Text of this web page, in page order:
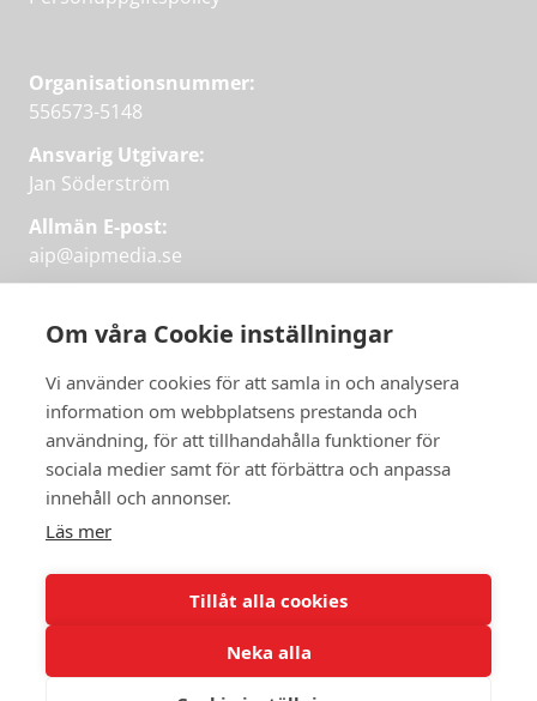
Om våra Cookie inställningar
Vi använder cookies för att samla in och analysera
information om webbplatsens prestanda och
användning, för att tillhandahålla funktioner för
sociala medier samt för att förbättra och anpassa
innehåll och annonser.
Läs mer
Tillåt alla cookies
Neka alla
första månaden
gratis.
PRENUMERERA
Organisationsnummer:
556573-5148
Ansvarig Utgivare:
Jan Söderström
Allmän E-post:
aip@aipmedia.se
aip@flowyinfo.seeller 08-1210 60 40.
Instagram
LinkedIn
Twitter
Facebook
Få veckans bästa
artiklar på mejlen
PRENUMERERA